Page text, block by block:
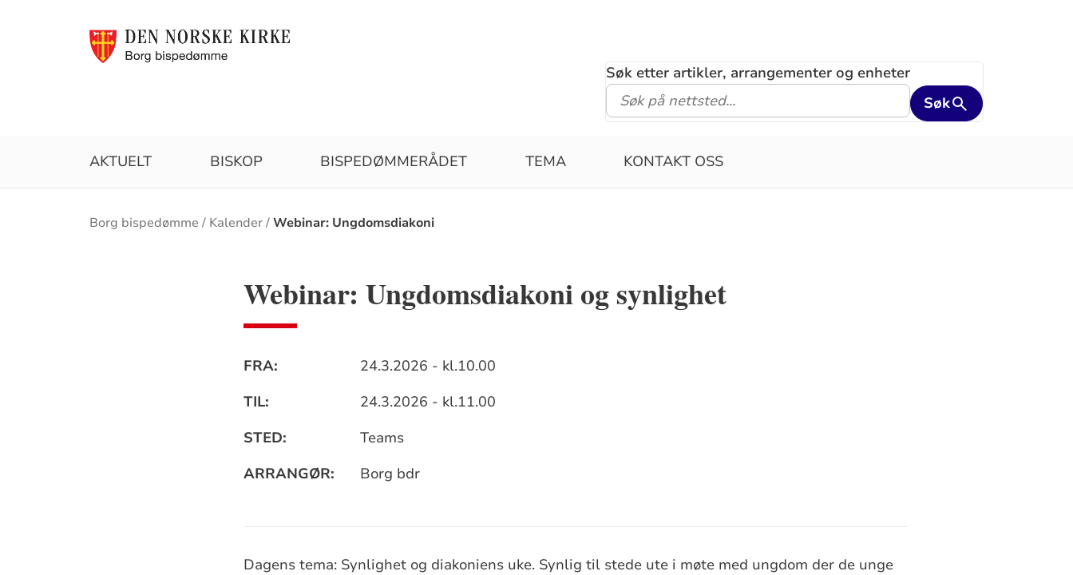
Søk etter artikler, arrangementer og enheter
Søk
AKTUELT BISKOP BISPEDØMMERÅDET TEMA KONTAKT OSS
Brødsmulesti
Borg bispedømme Kalender Webinar: Ungdomsdiakoni
Webinar: Ungdomsdiakoni og synlighet
Praktisk
informasjon
FRA:
24.3.2026 - kl.10.00
TIL:
24.3.2026 - kl.11.00
STED:
Teams
ARRANGØR:
Borg bdr
Dagens tema: Synlighet og diakoniens uke. Synlig til stede ute i møte med ungdom der de unge